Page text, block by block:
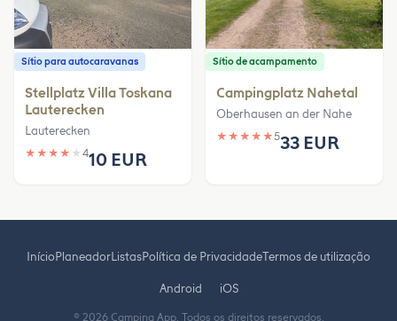
Sítio para autocaravanas
Stellplatz Villa Toskana
Lauterecken
Lauterecken
★ ★ ★ ★ ★ 410 EUR
Sítio de acampamento
Campingplatz Nahetal
Oberhausen an der Nahe
★ ★ ★ ★ ★533 EUR
InícioPlaneadorListasPolítica de PrivacidadeTermos de utilização
Android iOS
© 2026 Camping App. Todos os direitos reservados.